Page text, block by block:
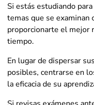
Si estás estudiando
temas que se examinan
proporcionarte el mejor
tiempo.
En lugar de dispersar
posibles, centrarse en
la eficacia de su